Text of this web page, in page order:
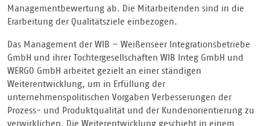
Managementbewertung ab. Die Mitarbeitenden sind in die
Erarbeitung der Qualitätsziele einbezogen.
Das Management der WIB – Weißenseer Integrationsbetriebe
GmbH und ihrer Tochtergesellschaften WIB Integ GmbH und
WERGO GmbH arbeitet gezielt an einer ständigen
Weiterentwicklung, um in Erfüllung der
unternehmenspolitischen Vorgaben Verbesserungen der
Prozess- und Produktqualität und der Kundenorientierung zu
verwirklichen. Die Weiterentwicklung geschieht in einem